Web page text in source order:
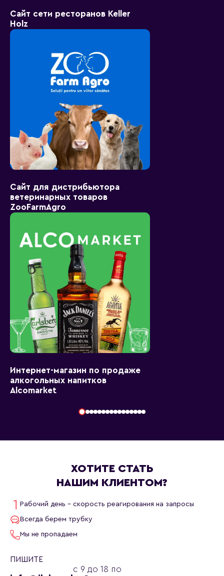
Сайт сети ресторанов Keller
Holz
Сайт для дистрибьютора
ветеринарных товаров
ZooFarmAgro
Интернет-магазин по продаже
алкогольных напитков
Alcomarket
ХОТИТЕ СТАТЬ
НАШИМ КЛИЕНТОМ?
Рабочий день - скорость реагирования на запросы
Всегда берем трубку
Мы не пропадаем
ПИШИТЕ
с 9 до 18 по